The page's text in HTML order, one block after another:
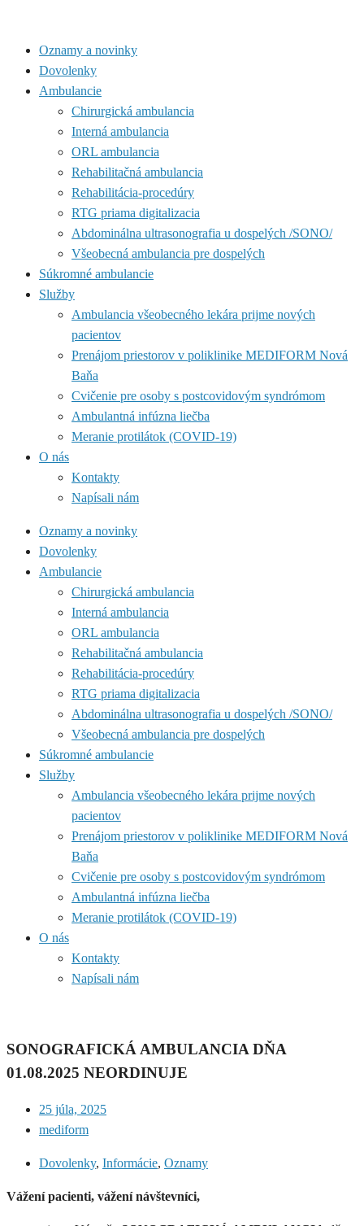
Oznamy a novinky
Dovolenky
Ambulancie
Chirurgická ambulancia
Interná ambulancia
ORL ambulancia
Rehabilitačná ambulancia
Rehabilitácia-procedúry
RTG priama digitalizacia
Abdominálna ultrasonografia u dospelých /SONO/
Všeobecná ambulancia pre dospelých
Súkromné ambulancie
Služby
Ambulancia všeobecného lekára prijme nových
pacientov
Prenájom priestorov v poliklinike MEDIFORM Nová
Baňa
Cvičenie pre osoby s postcovidovým syndrómom
Ambulantná infúzna liečba
Meranie protilátok (COVID-19)
O nás
Kontakty
Napísali nám
Oznamy a novinky
Dovolenky
Ambulancie
Chirurgická ambulancia
Interná ambulancia
ORL ambulancia
Rehabilitačná ambulancia
Rehabilitácia-procedúry
RTG priama digitalizacia
Abdominálna ultrasonografia u dospelých /SONO/
Všeobecná ambulancia pre dospelých
Súkromné ambulancie
Služby
Ambulancia všeobecného lekára prijme nových
pacientov
Prenájom priestorov v poliklinike MEDIFORM Nová
Baňa
Cvičenie pre osoby s postcovidovým syndrómom
Ambulantná infúzna liečba
Meranie protilátok (COVID-19)
O nás
Kontakty
Napísali nám
SONOGRAFICKÁ AMBULANCIA DŇA
01.08.2025 NEORDINUJE
25 júla, 2025
mediform
Dovolenky, Informácie, Oznamy
Vážení pacienti, vážení návštevníci,